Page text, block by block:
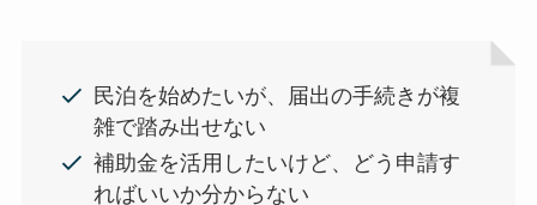
民泊を始めたいが、届出の手続きが複
雑で踏み出せない
補助金を活用したいけど、どう申請す
ればいいか分からない